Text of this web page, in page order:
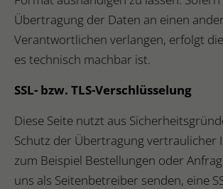
Übertragung der Daten an einen
Verantwortlichen verlangen, erfolgt
es technisch machbar ist.
SSL- bzw. TLS-Verschlüsselung
Diese Seite nutzt aus
Schutz der Übertragung vertraulicher
zum Beispiel Bestellungen oder
uns als Seitenbetreiber senden, eine